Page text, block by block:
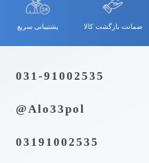
ضمانت بازگشت کالا پشتیبانی سریع
031-91002535
Alo33pol@
03191002535